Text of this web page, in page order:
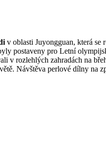
v oblasti Juyongguan, která se
postaveny pro Letní
v rozlehlých zahradách na
Návštěva perlové dílny na